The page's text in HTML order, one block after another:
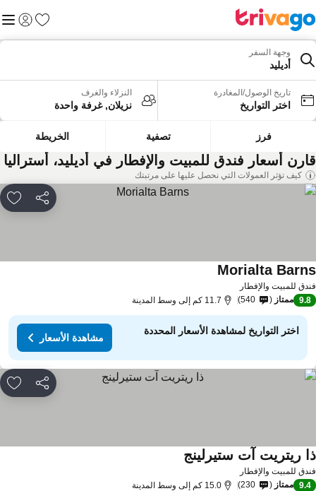
المفضلة
تسجيل
وجهة السفر
أديليد
تاريخ الوصول/المغادرة
اختر التواريخ
النزلاء والغرف
نزيلان, غرفة واحدة
فرز تصفية الخريطة
أسعار فندق للمبيت والإفطار في أديليد، أستراليا
كيف تؤثر العمولات التي نحصل عليها على مرتبتك
مشاركة
للمبيت والإفطار
Morialta
9.8 ممتاز 540 11.7 كم إلى وسط المدينة
اختر التواريخ لمشاهدة الأسعار المحددة
مشاهدة الأسعار
مشاركة
للمبيت والإفطار
ريتريت آت ستيرلينج
9.4 ممتاز 230 15.0 كم إلى وسط المدينة